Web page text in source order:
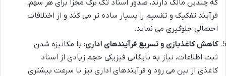
که چندین مالک دارند، صدور اسناد تک برگ مجزا برای هر سهم،
فرآیند تفکیک و تقسیم را بسیار ساده تر می کند و از اختلافات
احتمالی جلوگیری می نماید.
کاهش کاغذبازی و تسریع فرآیندهای اداری: با مکانیزه شدن
ثبت اطلاعات، نیاز به بایگانی فیزیکی حجم زیادی از اسناد
کاغذی از بین می رود و فرآیندهای اداری نیز با سرعت بیشتری